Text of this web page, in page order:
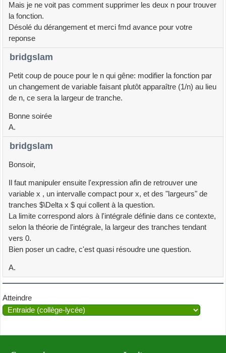
Mais je ne voit pas comment supprimer les deux n pour trouver
la fonction.
Désolé du dérangement et merci fmd avance pour votre
reponse
bridgslam
Petit coup de pouce pour le n qui gêne: modifier la fonction par
un changement de variable faisant plutôt apparaître (1/n) au lieu
de n, ce sera la largeur de tranche.
Bonne soirée
A.
bridgslam
Bonsoir,
Il faut manipuler ensuite l'expression afin de retrouver une
variable x , un intervalle compact pour x, et des "largeurs" de
tranches $\Delta x $ qui collent à la question.
La limite correspond alors à l'intégrale définie dans ce contexte,
selon la théorie de l'intégrale, la largeur des tranches tendant
vers 0.
Bien poser un cadre, c'est quasi résoudre une question.
A.
Atteindre